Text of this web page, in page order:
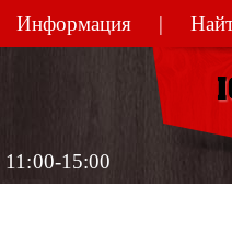
Информация
11:00-15:00